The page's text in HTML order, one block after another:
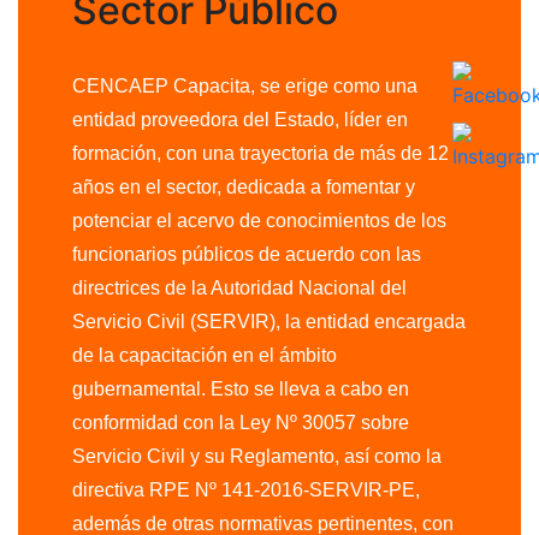
Sector Público
CENCAEP Capacita, se erige como una
entidad proveedora del Estado, líder en
formación, con una trayectoria de más de 12
años en el sector, dedicada a fomentar y
potenciar el acervo de conocimientos de los
funcionarios públicos de acuerdo con las
directrices de la Autoridad Nacional del
Servicio Civil (SERVIR), la entidad encargada
de la capacitación en el ámbito
gubernamental. Esto se lleva a cabo en
conformidad con la Ley Nº 30057 sobre
Servicio Civil y su Reglamento, así como la
directiva RPE Nº 141-2016-SERVIR-PE,
además de otras normativas pertinentes, con